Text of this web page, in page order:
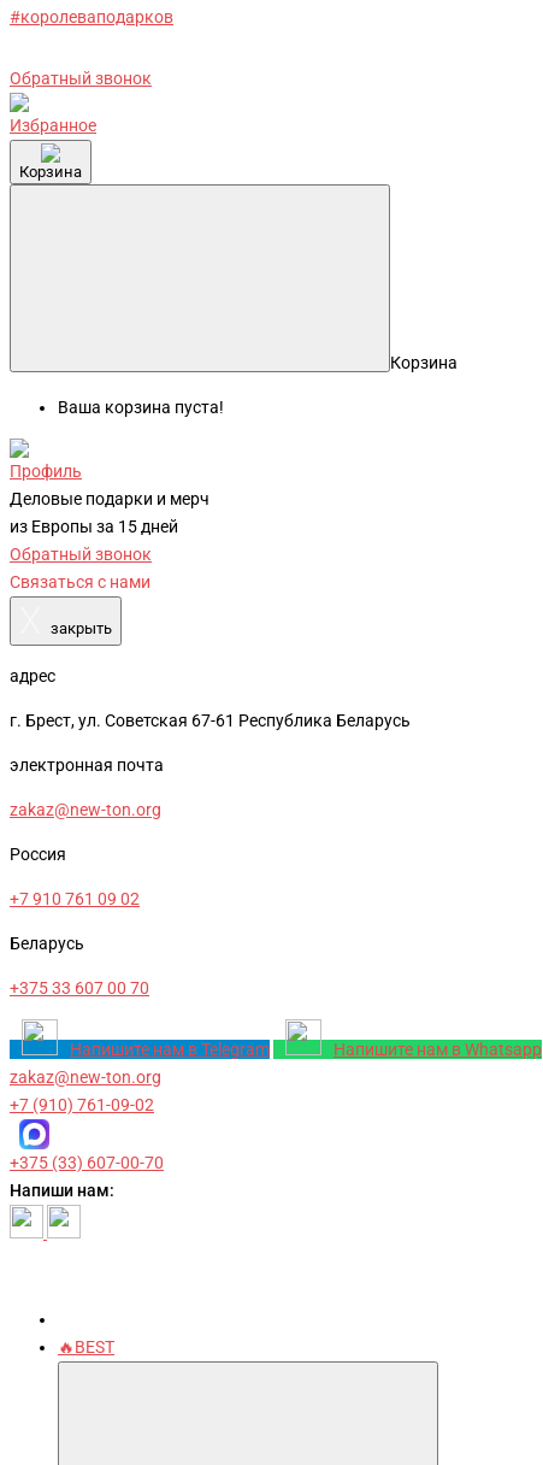
#королеваподарков
Обратный звонок
Избранное
Корзина
Корзина
Ваша корзина пуста!
Профиль
Деловые подарки и мерч
из Европы за 15 дней
Обратный звонок
Связаться с нами
закрыть
адрес
г. Брест, ул. Советская 67-61 Республика Беларусь
электронная почта
zakaz@new-ton.org
Россия
+7 910 761 09 02
Беларусь
+375 33 607 00 70
Напишите нам в Telegram Напишите нам в Whatsapp
zakaz@new-ton.org
+7 (910) 761-09-02
+375 (33) 607-00-70
Напиши нам:
🔥BEST